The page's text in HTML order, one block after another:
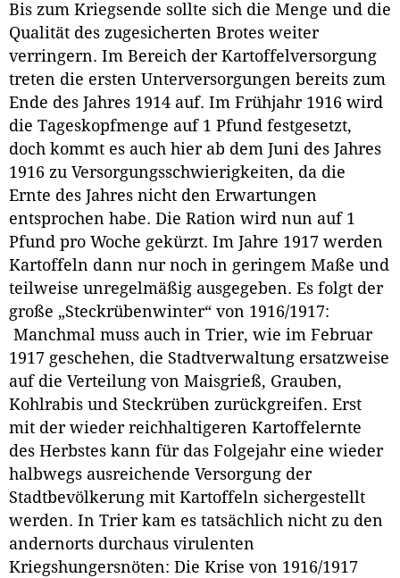
Bis zum Kriegsende sollte sich die Menge und die
Qualität des zugesicherten Brotes weiter
verringern. Im Bereich der Kartoffelversorgung
treten die ersten Unterversorgungen bereits zum
Ende des Jahres 1914 auf. Im Frühjahr 1916 wird
die Tageskopfmenge auf 1 Pfund festgesetzt,
doch kommt es auch hier ab dem Juni des Jahres
1916 zu Versorgungsschwierigkeiten, da die
Ernte des Jahres nicht den Erwartungen
entsprochen habe. Die Ration wird nun auf 1
Pfund pro Woche gekürzt. Im Jahre 1917 werden
Kartoffeln dann nur noch in geringem Maße und
teilweise unregelmäßig ausgegeben. Es folgt der
große „Steckrübenwinter“ von 1916/1917:
Manchmal muss auch in Trier, wie im Februar
1917 geschehen, die Stadtverwaltung ersatzweise
auf die Verteilung von Maisgrieß, Grauben,
Kohlrabis und Steckrüben zurückgreifen. Erst
mit der wieder reichhaltigeren Kartoffelernte
des Herbstes kann für das Folgejahr eine wieder
halbwegs ausreichende Versorgung der
Stadtbevölkerung mit Kartoffeln sichergestellt
werden. In Trier kam es tatsächlich nicht zu den
andernorts durchaus virulenten
Kriegshungersnöten: Die Krise von 1916/1917